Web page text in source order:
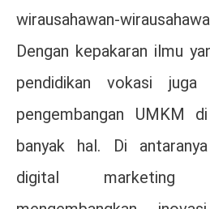
wirausahawan-
Dengan kepakaran ilmu
pendidikan vokasi juga
pengembangan UMKM
banyak hal. Di
digital marketing